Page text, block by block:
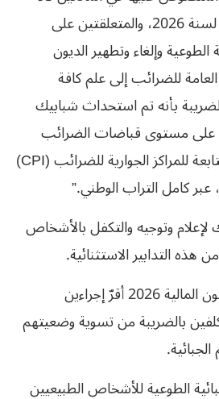
و122 من قانون المالية لسنة 2026، والمتعلقتين على
الطوعية وإلغاء وتطهير الديون
العامة للضرائب إلى علم كافة
بأنه تم استحداث شبابيك
مستوى قباضات الضرائب
الكلاسيكية، وكذا تلك التابعة للمراكز الجوارية للضرائب (CPI)
وتوجيه والتكفل بالأشخاص
هذه التدابير الاستثنائية.
وذكرت المديرية بأن قانون المالية 2026 أقرّ إجراءين
بالضريبة من تسوية وضعيتهم
الطوعية للأشخاص الطبيعيين